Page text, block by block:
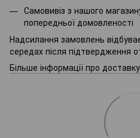
Самовивіз з нашого
попередньої домовленості
Надсилання замовлень
середах після підтвердження
Більше інформації про доставку